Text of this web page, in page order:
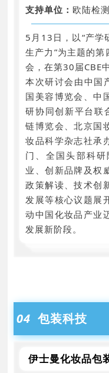
支持单位： 欧陆检
5月13日，以“产学
生产力”为主题的
会，在第30届CBE
本次研讨会由中国
国美容博览会、中
研协同创新平台联
链博览会、北京国
妆品科学杂志社承
门、全国头部科
业、创新品牌及权
政策解读、技术创
发展等核心议题展
动中国化妆品产业
发展新阶段。
04 包装科技
伊士曼化妆品包